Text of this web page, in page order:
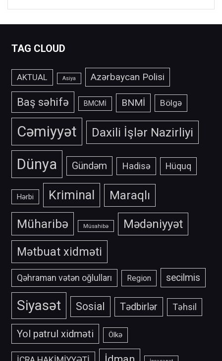
TAG CLOUD
AKTUAL Asiya Azərbaycan Polisi
Baş səhifə BMCMİ BNMİ Bölgə
Cəmiyyət Daxili İşlər Nazirliyi
Dünya Gündəm Hadisə Hüquq
Hərbi Kriminal Maraqlı
Müharibə Müsahibə
Mədəniyyət
Mətbuat xidməti
Qəhraman vətən oğlulları Region secilmis
Siyasət Sosial Tədbirlər Təhsil
Yol patrul xidməti Ölkə